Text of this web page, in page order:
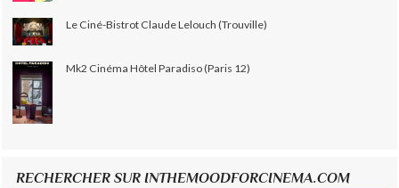
Le Ciné-Bistrot Claude Lelouch (Trouville)
Mk2 Cinéma Hôtel Paradiso (Paris 12)
RECHERCHER SUR INTHEMOODFORCINEMA.COM